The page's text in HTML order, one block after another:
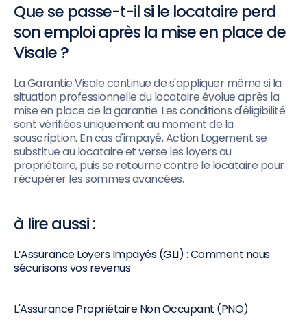
Que se passe-t-il si le locataire perd
son emploi après la mise en place de
Visale ?
La Garantie Visale continue de s'appliquer même si la
situation professionnelle du locataire évolue après la
mise en place de la garantie. Les conditions d'éligibilité
sont vérifiées uniquement au moment de la
souscription. En cas d'impayé, Action Logement se
substitue au locataire et verse les loyers au
propriétaire, puis se retourne contre le locataire pour
récupérer les sommes avancées.
à lire aussi :
L’Assurance Loyers Impayés (GLI) : Comment nous
sécurisons vos revenus
L'Assurance Propriétaire Non Occupant (PNO)